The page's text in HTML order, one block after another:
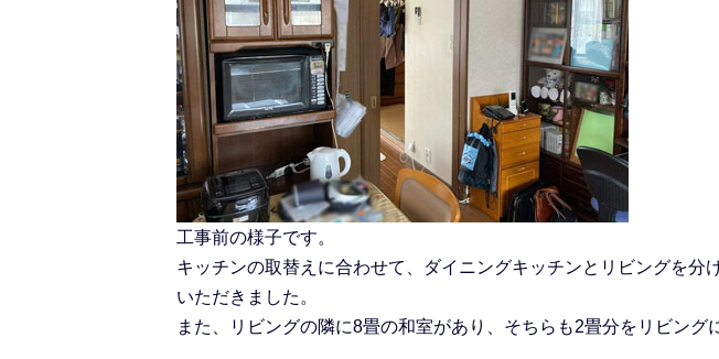
工事前の様子です。
キッチンの取替えに合わせて、ダイニングキッチンとリビングを
いただきました。
また、リビングの隣に8畳の和室があり、そちらも2畳分をリビング